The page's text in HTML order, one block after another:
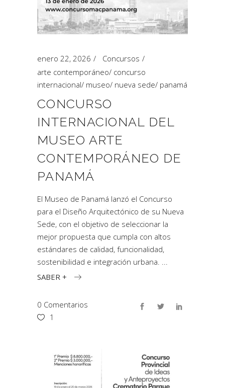
enero 22, 2026
Concursos
arte contemporáneo/ concurso
internacional/ museo/ nueva sede/ panamá
CONCURSO
INTERNACIONAL DEL
MUSEO ARTE
CONTEMPORÁNEO DE
PANAMÁ
El Museo de Panamá lanzó el Concurso
para el Diseño Arquitectónico de su Nueva
Sede, con el objetivo de seleccionar la
mejor propuesta que cumpla con altos
estándares de calidad, funcionalidad,
sostenibilidad e integración urbana.
SABER +
0 Comentarios
1